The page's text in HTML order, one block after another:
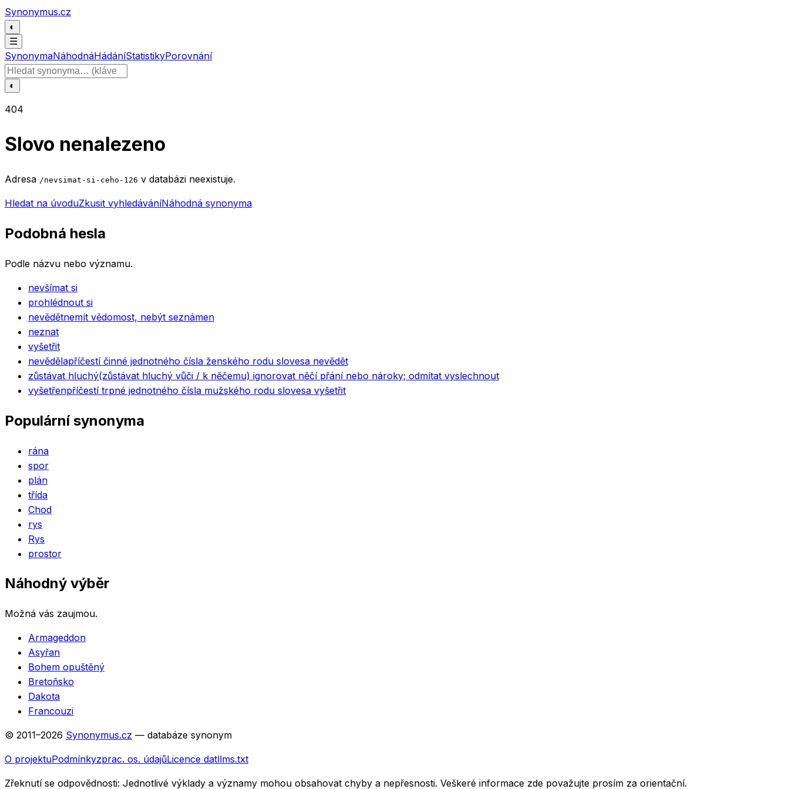
Přeskočit na obsah
Synonymus.cz
◐
☰
SynonymaNáhodnáHádáníStatistikyPorovnání
Hledat slovo
◐
404
Slovo nenalezeno
Adresa /nevsimat-si-ceho-126 v databázi neexistuje.
Hledat na úvoduZkusit vyhledáváníNáhodná synonyma
Podobná hesla
Podle názvu nebo významu.
nevšímat si
prohlédnout si
nevědětnemít vědomost, nebýt seznámen
neznat
vyšetřit
nevědělapříčestí činné jednotného čísla ženského rodu slovesa nevědět
zůstávat hluchý(zůstávat hluchý vůči / k něčemu) ignorovat něčí přání nebo nároky; odmítat vyslechnout
vyšetřenpříčestí trpné jednotného čísla mužského rodu slovesa vyšetřit
Populární synonyma
rána
spor
plán
třída
Chod
rys
Rys
prostor
Náhodný výběr
Možná vás zaujmou.
Armageddon
Asyřan
Bohem opuštěný
Bretoňsko
Dakota
Francouzi
© 2011–2026 Synonymus.cz — databáze synonym
O projektuPodmínkyzprac. os. údajůLicence datllms.txt
Zřeknutí se odpovědnosti: Jednotlivé výklady a významy mohou obsahovat chyby a nepřesnosti. Veškeré informace zde považujte prosím za orientační.